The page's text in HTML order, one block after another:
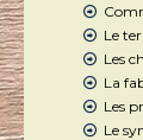
Le
Les
La
Les
Le